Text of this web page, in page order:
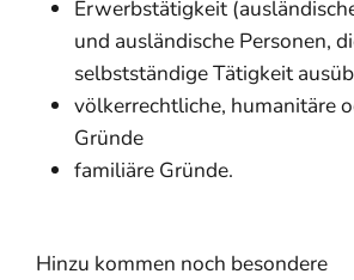
Erwerbstätigkeit
und ausländische Personen,
selbstständige Tätigkeit
völkerrechtliche, humanitäre
Gründe
familiäre Gründe.
Hinzu kommen noch besondere